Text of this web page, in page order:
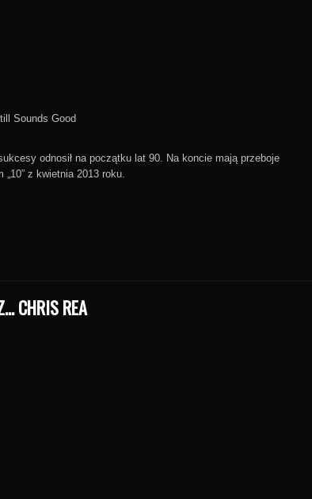
Sounds Good
odnosił na początku lat 90. Na koncie mają przeboje
„10” z kwietnia 2013 roku.
CHRIS REA